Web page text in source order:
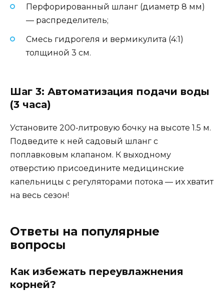
Перфорированный шланг (диаметр 8 мм)
— распределитель;
Смесь гидрогеля и вермикулита (4:1)
толщиной 3 см.
Шаг 3: Автоматизация подачи воды
(3 часа)
Установите 200-литровую бочку на высоте 1.5 м.
Подведите к ней садовый шланг с
поплавковым клапаном. К выходному
отверстию присоедините медицинские
капельницы с регуляторами потока — их хватит
на весь сезон!
Ответы на популярные
вопросы
Как избежать переувлажнения
корней?